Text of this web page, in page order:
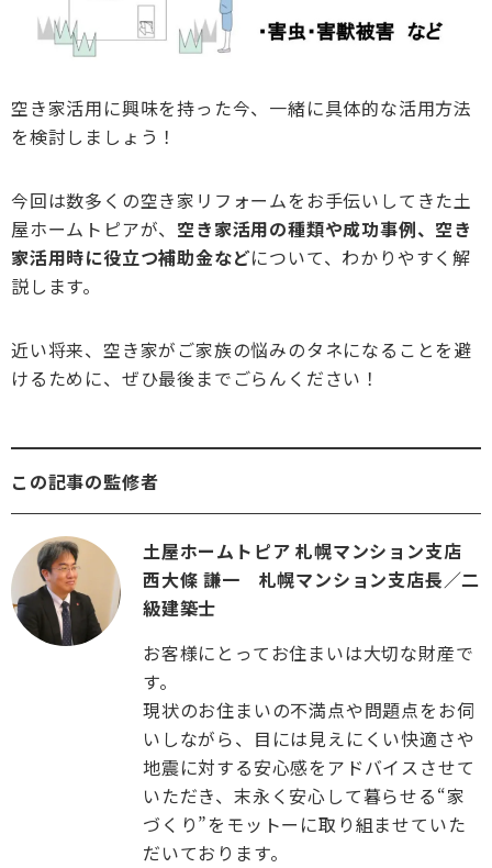
空き家活用に興味を持った今、一緒に具体的な活用方法
を検討しましょう！
今回は数多くの空き家リフォームをお手伝いしてきた土
屋ホームトピアが、 空き家活用の種類や成功事例、空き
家活用時に役立つ補助金などについて、わかりやすく解
説します。
近い将来、空き家がご家族の悩みのタネになることを避
けるために、ぜひ最後までごらんください！
この記事の監修者
土屋ホームトピア 札幌マンション支店
西大條 謙一 札幌マンション支店長／二
級建築士
お客様にとってお住まいは大切な財産で
す。
現状のお住まいの不満点や問題点をお伺
いしながら、目には見えにくい快適さや
地震に対する安心感をアドバイスさせて
いただき、末永く安心して暮らせる“家
づくり”をモットーに取り組ませていた
だいております。